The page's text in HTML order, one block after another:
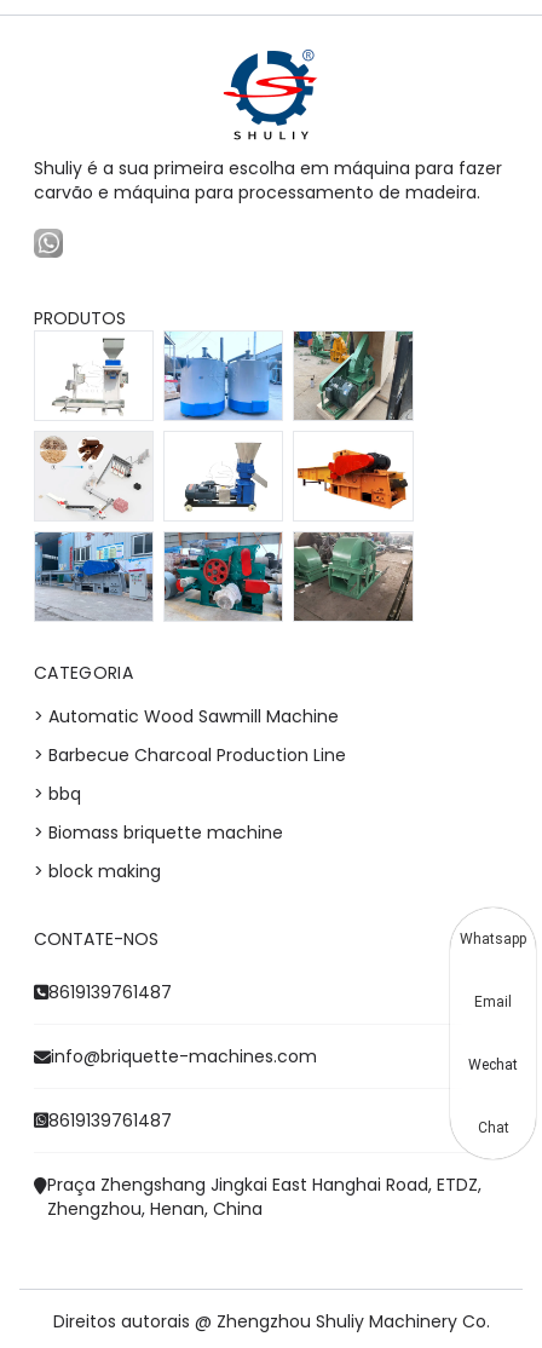
Shuliy é a sua primeira escolha em máquina para fazer
carvão e máquina para processamento de madeira.
PRODUTOS
CATEGORIA
> Automatic Wood Sawmill Machine
> Barbecue Charcoal Production Line
> bbq
> Biomass briquette machine
> block making
CONTATE-NOS
8619139761487
info@briquette-machines.com
8619139761487
Praça Zhengshang Jingkai East Hanghai Road, ETDZ,
Zhengzhou, Henan, China
Direitos autorais @ Zhengzhou Shuliy Machinery Co.
Whatsapp
Email
Wechat
Chat